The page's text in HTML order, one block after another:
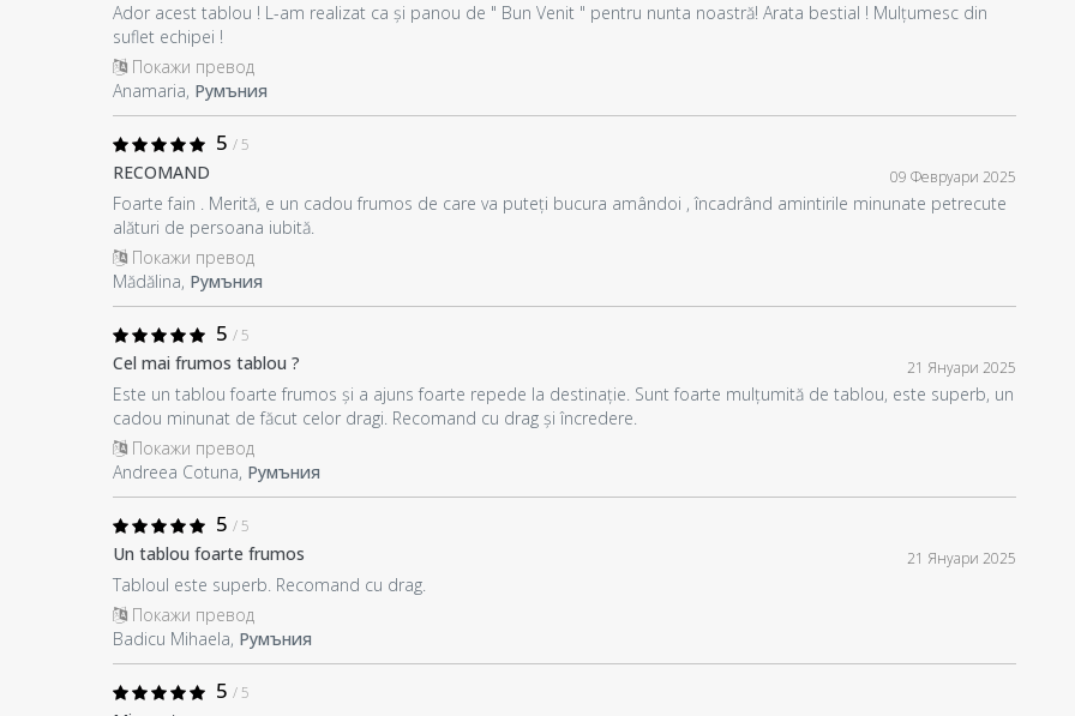
Ador acest tablou ! L-am realizat ca și panou de " Bun Venit " pentru nunta noastră! Arata bestial ! Mulțumesc din
suflet echipei !
Покажи превод
Anamaria, Румъния
5 / 5
RECOMAND 09 Февруари 2025
Foarte fain . Merită, e un cadou frumos de care va puteți bucura amândoi , încadrând amintirile minunate petrecute
alături de persoana iubită.
Покажи превод
Mădălina, Румъния
5 / 5
Cel mai frumos tablou ? 21 Януари 2025
Este un tablou foarte frumos și a ajuns foarte repede la destinație. Sunt foarte mulțumită de tablou, este superb, un
cadou minunat de făcut celor dragi. Recomand cu drag și încredere.
Покажи превод
Andreea Cotuna, Румъния
5 / 5
Un tablou foarte frumos 21 Януари 2025
Tabloul este superb. Recomand cu drag.
Покажи превод
Badicu Mihaela, Румъния
5 / 5